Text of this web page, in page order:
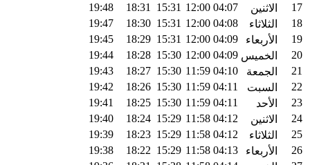
17
الاثنين 04:07
12:00
15:31
18:31
19:48
18
الثلاثاء 04:08
12:00
15:31
18:30
19:47
19
الأربعاء 04:09
12:00
15:31
18:29
19:45
20
الخميس 04:09
12:00
15:30
18:28
19:44
21
الجمعة 04:10
11:59
15:30
18:27
19:43
22
السبت 04:11
11:59
15:30
18:26
19:42
23
الأحد 04:11
11:59
15:30
18:25
19:41
24
الاثنين 04:12
11:58
15:29
18:24
19:40
25
الثلاثاء 04:12
11:58
15:29
18:23
19:39
26
الأربعاء 04:13
11:58
15:29
18:22
19:38